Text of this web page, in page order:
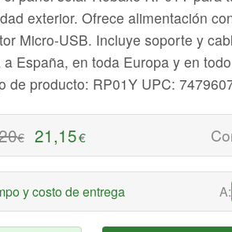
exterior. Ofrece alimentación
Micro-USB. Incluye soporte y
a España, en toda Europa y en
de producto: RP01Y UPC:
€ 21,15€
y costo de entrega A: